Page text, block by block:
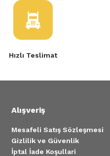
Hızlı Teslimat
Alışveriş
Mesafeli Satış Sözleşmesi
Gizlilik ve Güvenlik
İptal İade Koşullari